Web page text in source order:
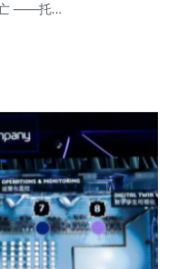
亡 ——托…